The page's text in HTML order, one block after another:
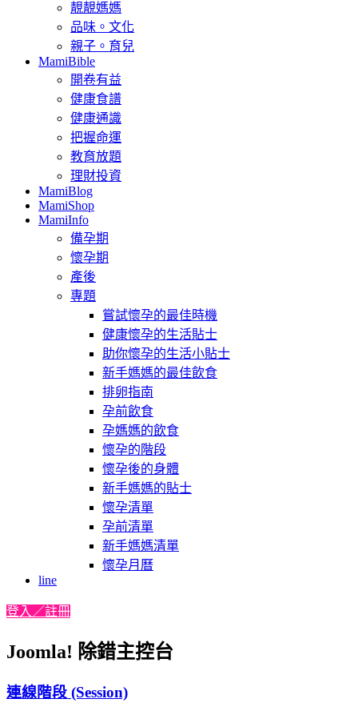
靚靚媽媽
品味。文化
親子。育兒
MamiBible
開卷有益
健康食譜
健康通識
把握命運
教育放題
理財投資
MamiBlog
MamiShop
MamiInfo
備孕期
懷孕期
產後
專題
嘗試懷孕的最佳時機
健康懷孕的生活貼士
助你懷孕的生活小貼士
新手媽媽的最佳飲食
排卵指南
孕前飲食
孕媽媽的飲食
懷孕的階段
懷孕後的身體
新手媽媽的貼士
懷孕清單
孕前清單
新手媽媽清單
懷孕月曆
line
登入／註冊
Joomla! 除錯主控台
連線階段 (Session)